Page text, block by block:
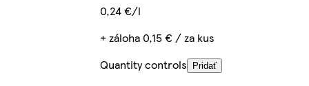
0,24 €/l
+ záloha 0,15 € / za kus
Quantity controls
Pridať